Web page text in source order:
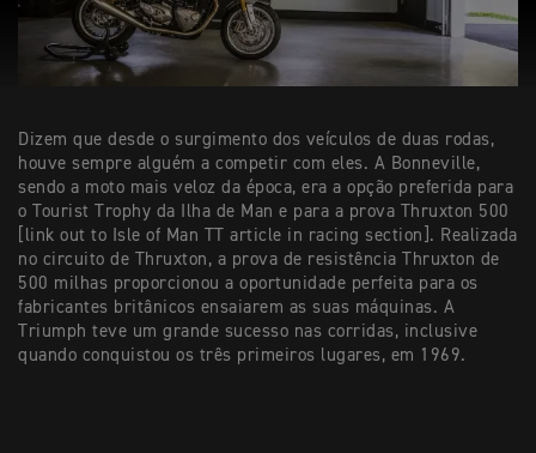
Dizem que desde o surgimento dos veículos de duas rodas,
houve sempre alguém a competir com eles. A Bonneville,
sendo a moto mais veloz da época, era a opção preferida para
o Tourist Trophy da Ilha de Man e para a prova Thruxton 500
[link out to Isle of Man TT article in racing section]. Realizada
no circuito de Thruxton, a prova de resistência Thruxton de
500 milhas proporcionou a oportunidade perfeita para os
fabricantes britânicos ensaiarem as suas máquinas. A
Triumph teve um grande sucesso nas corridas, inclusive
quando conquistou os três primeiros lugares, em 1969.